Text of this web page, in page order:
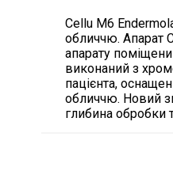
Cellu M6
обличчю. Апарат
апарату
виконаний з
пацієнта,
обличчю. Новий
глибина обробки